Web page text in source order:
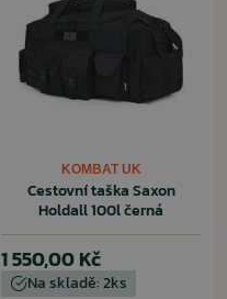
KOMBAT UK
Cestovní taška Saxon
Holdall 100l černá
1 550,00 Kč
Na skladě: 2ks